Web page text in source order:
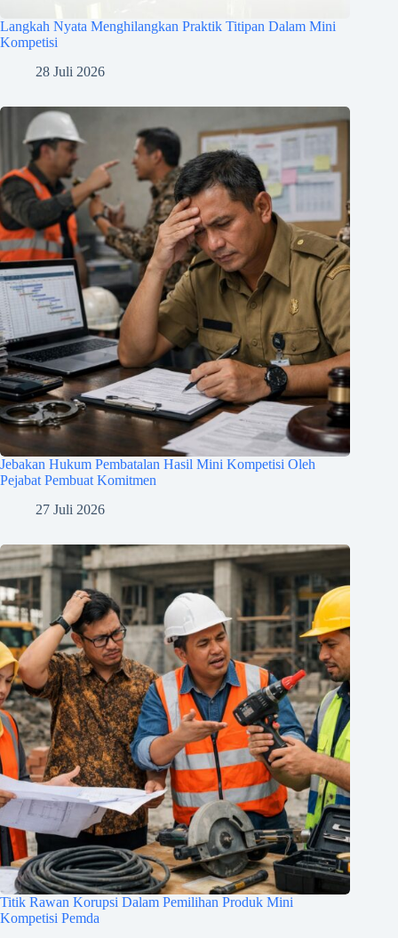
Langkah Nyata Menghilangkan Praktik Titipan Dalam Mini
Kompetisi
28 Juli 2026
Jebakan Hukum Pembatalan Hasil Mini Kompetisi Oleh
Pejabat Pembuat Komitmen
27 Juli 2026
Titik Rawan Korupsi Dalam Pemilihan Produk Mini
Kompetisi Pemda